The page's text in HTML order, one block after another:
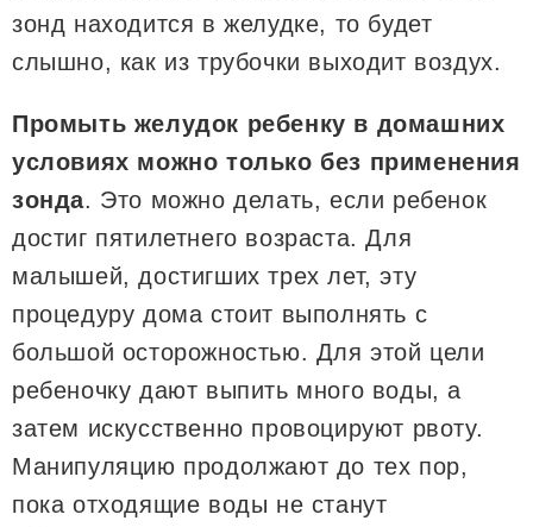
зонд находится в желудке, то будет
слышно, как из трубочки выходит воздух.
Промыть желудок ребенку в домашних
условиях можно только без применения
зонда. Это можно делать, если ребенок
достиг пятилетнего возраста. Для
малышей, достигших трех лет, эту
процедуру дома стоит выполнять с
большой осторожностью. Для этой цели
ребеночку дают выпить много воды, а
затем искусственно провоцируют рвоту.
Манипуляцию продолжают до тех пор,
пока отходящие воды не станут